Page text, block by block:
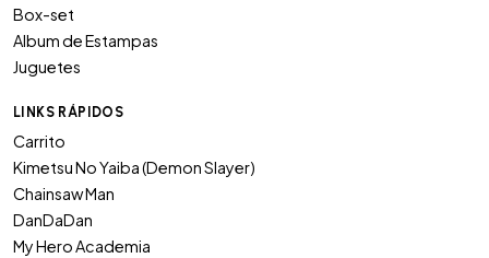
Box-set
Album de Estampas
Juguetes
LINKS RÁPIDOS
Carrito
Kimetsu No Yaiba (Demon Slayer)
Chainsaw Man
DanDaDan
My Hero Academia